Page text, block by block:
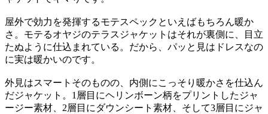
屋外で効力を発揮するモテスペックといえばもちろん暖か
さ。モテるオヤジのテラスジャケットはそれが裏側に、目立
たぬように仕込まれている。だから、パッと見はドレスなの
に実は暖かいのです。
外見はスマートそのものの、内側にこっそり暖かさを仕込ん
だジャケット。1層目にヘリンボーン柄をプリントしたジャ
ージー素材、2層目にダウンシート素材、そして3層目にジャ